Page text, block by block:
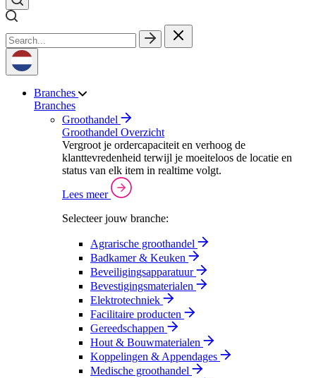
Branches
Branches
Groothandel
Groothandel Overzicht
Vergroot je ordercapaciteit en verhoog de
klanttevredenheid terwijl je moeiteloos de locatie en
status van elk item in realtime volgt.
Lees meer
Selecteer jouw branche:
Agrarische groothandel
Badkamer & Keuken
Beveiligingsapparatuur
Bevestigingsmaterialen
Elektrotechniek
Facilitaire producten
Gereedschappen
Hout & Bouwmaterialen
Koppelingen & Appendages
Medische groothandel